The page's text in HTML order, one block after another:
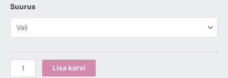
Suurus
Lisa korvi